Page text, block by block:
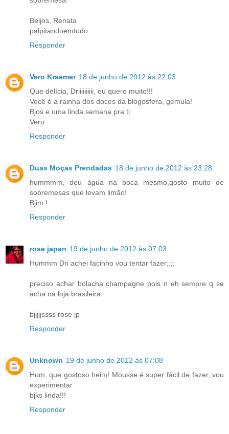
Beijos, Renata
palpitandoemtudo
Responder
Vero Kraemer 18 de junho de 2012 às 22:03
Que delícia, Driiiiiiiiii, eu quero muito!!!
Você é a rainha dos doces da blogosfera, gemula!
Bjos e uma linda semana pra ti
Vero
Responder
Duas Moças Prendadas 18 de junho de 2012 às 23:28
hummmm, deu água na boca mesmo,gosto muito de
sobremesas que levam limão!
Bjim !
Responder
rose japan 19 de junho de 2012 às 07:03
Hummm Dri achei facinho vou tentar fazer;;;;
preciso achar bolacha champagne pois n eh sempre q se
acha na loja brasileira
bjjjjjssss rose jp
Responder
Unknown 19 de junho de 2012 às 07:08
Hum, que gostoso heim! Mousse é super fácil de fazer, vou
experimentar
bjks linda!!!
Responder